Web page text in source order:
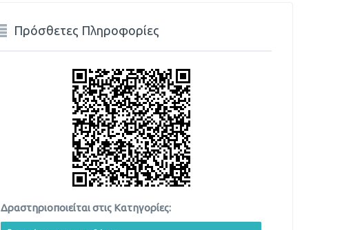
Πρόσθετες Πληροφορίες
Δραστηριοποιείται στις Κατηγορίες: